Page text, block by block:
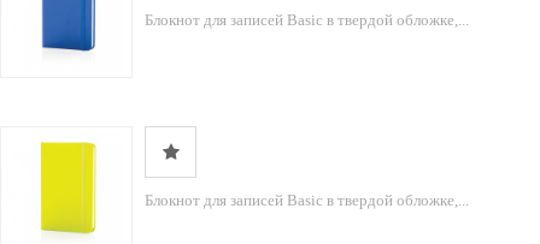
Блокнот для записей Basic в твердой обложке,...
Блокнот для записей Basic в твердой обложке,...